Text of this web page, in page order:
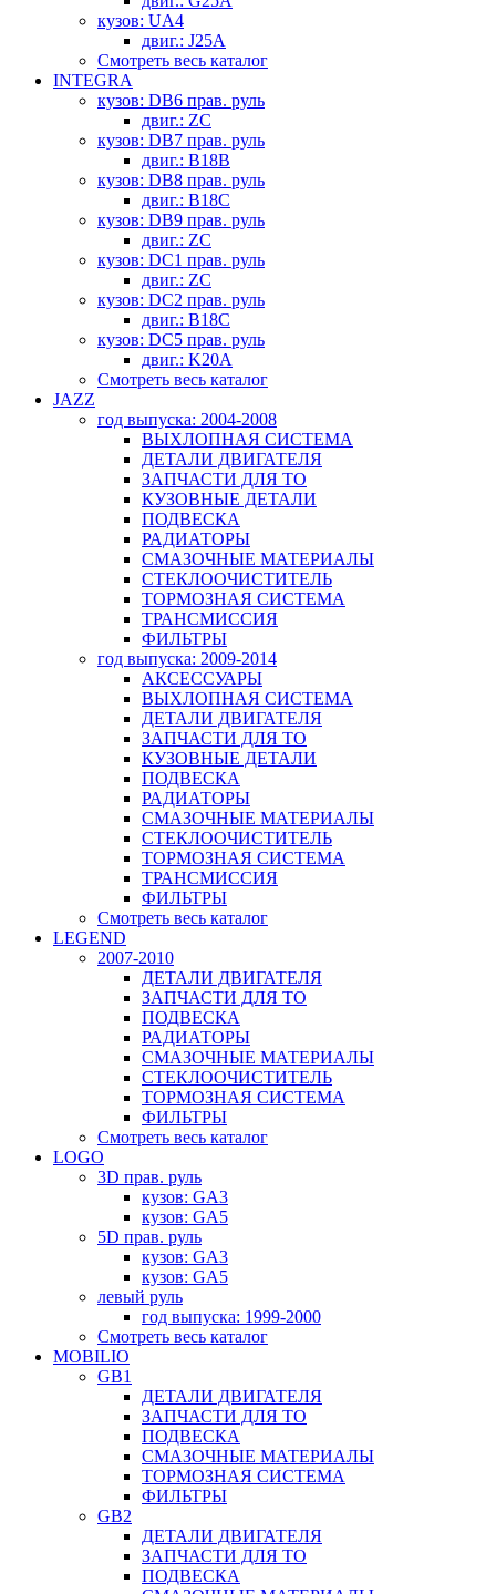
кузов: UA4
двиг.: J25A
Смотреть весь каталог
INTEGRA
кузов: DB6 прав. руль
двиг.: ZC
кузов: DB7 прав. руль
двиг.: B18B
кузов: DB8 прав. руль
двиг.: B18C
кузов: DB9 прав. руль
двиг.: ZC
кузов: DC1 прав. руль
двиг.: ZC
кузов: DC2 прав. руль
двиг.: B18C
кузов: DC5 прав. руль
двиг.: K20A
Смотреть весь каталог
JAZZ
год выпуска: 2004-2008
ВЫХЛОПНАЯ СИСТЕМА
ДЕТАЛИ ДВИГАТЕЛЯ
ЗАПЧАСТИ ДЛЯ ТО
КУЗОВНЫЕ ДЕТАЛИ
ПОДВЕСКА
РАДИАТОРЫ
СМАЗОЧНЫЕ МАТЕРИАЛЫ
СТЕКЛООЧИСТИТЕЛЬ
ТОРМОЗНАЯ СИСТЕМА
ТРАНСМИССИЯ
ФИЛЬТРЫ
год выпуска: 2009-2014
АКСЕССУАРЫ
ВЫХЛОПНАЯ СИСТЕМА
ДЕТАЛИ ДВИГАТЕЛЯ
ЗАПЧАСТИ ДЛЯ ТО
КУЗОВНЫЕ ДЕТАЛИ
ПОДВЕСКА
РАДИАТОРЫ
СМАЗОЧНЫЕ МАТЕРИАЛЫ
СТЕКЛООЧИСТИТЕЛЬ
ТОРМОЗНАЯ СИСТЕМА
ТРАНСМИССИЯ
ФИЛЬТРЫ
Смотреть весь каталог
LEGEND
2007-2010
ДЕТАЛИ ДВИГАТЕЛЯ
ЗАПЧАСТИ ДЛЯ ТО
ПОДВЕСКА
РАДИАТОРЫ
СМАЗОЧНЫЕ МАТЕРИАЛЫ
СТЕКЛООЧИСТИТЕЛЬ
ТОРМОЗНАЯ СИСТЕМА
ФИЛЬТРЫ
Смотреть весь каталог
LOGO
3D прав. руль
кузов: GA3
кузов: GA5
5D прав. руль
кузов: GA3
кузов: GA5
левый руль
год выпуска: 1999-2000
Смотреть весь каталог
MOBILIO
GB1
ДЕТАЛИ ДВИГАТЕЛЯ
ЗАПЧАСТИ ДЛЯ ТО
ПОДВЕСКА
СМАЗОЧНЫЕ МАТЕРИАЛЫ
ТОРМОЗНАЯ СИСТЕМА
ФИЛЬТРЫ
GB2
ДЕТАЛИ ДВИГАТЕЛЯ
ЗАПЧАСТИ ДЛЯ ТО
ПОДВЕСКА